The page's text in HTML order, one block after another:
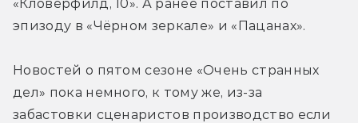
«Кловерфилд, 10». А ранее поставил по
эпизоду в «Чёрном зеркале» и «Пацанах».
Новостей о пятом сезоне «Очень странных
дел» пока немного, к тому же, из-за
забастовки сценаристов производство если